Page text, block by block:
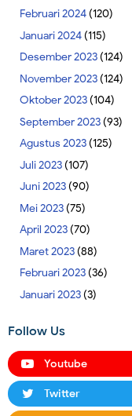
Februari 2024(120)
Januari 2024(115)
Desember 2023(124)
November 2023(124)
Oktober 2023(104)
September 2023(93)
Agustus 2023(125)
Juli 2023(107)
Juni 2023(90)
Mei 2023(75)
April 2023(70)
Maret 2023(88)
Februari 2023(36)
Januari 2023(3)
Follow Us
Youtube
Twitter